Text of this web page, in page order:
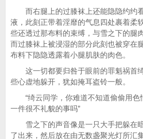
而右腿上的过膝袜上还能隐隐约约
液，此刻正带着淫靡的气息四处裹着柔
些还透过那布料的束缚，与雪之下的腿
而过膝袜上被浸湿的部分此刻也被穿在
布料下隐隐透露着小腿肌肤的肉色。
这一切都要归咎于眼前的罪魁祸首
些心虚地躲开，犹如掩耳盗铃一般。
“绮云同学，你难道不知道偷偷用色
一件很不礼貌的事吗”
雪之下的声音像是一只大手把躲在
了出来，然后放在由无数盏聚光灯所汇